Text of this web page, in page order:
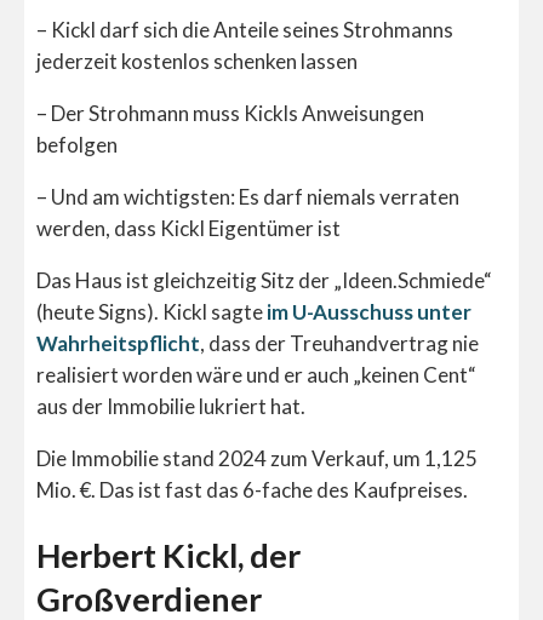
– Kickl darf sich die Anteile seines Strohmanns
jederzeit kostenlos schenken lassen
– Der Strohmann muss Kickls Anweisungen
befolgen
– Und am wichtigsten: Es darf niemals verraten
werden, dass Kickl Eigentümer ist
Das Haus ist gleichzeitig Sitz der „Ideen.Schmiede“
(heute Signs). Kickl sagteim U-Ausschuss unter
Wahrheitspflicht, dass der Treuhandvertrag nie
realisiert worden wäre und er auch „keinen Cent“
aus der Immobilie lukriert hat.
Die Immobilie stand 2024 zum Verkauf, um 1,125
Mio. €. Das ist fast das 6-fache des Kaufpreises.
Herbert Kickl, der
Großverdiener